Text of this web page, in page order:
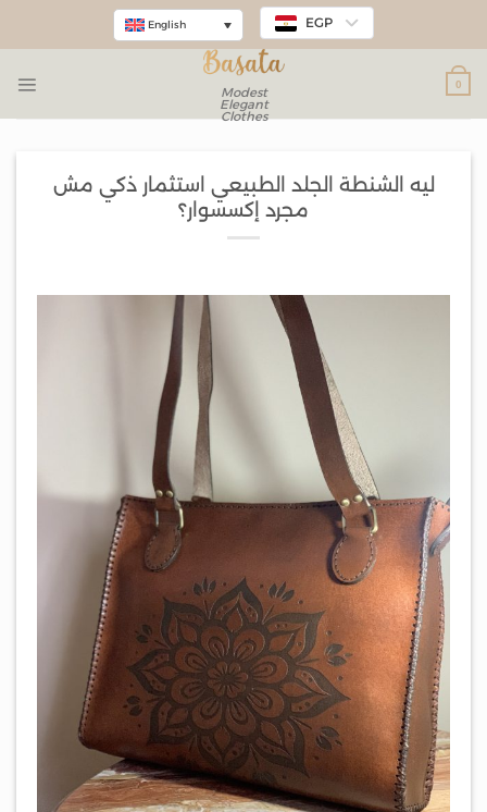
English EGP
Modest
Elegant
Clothes
0
ليه الشنطة الجلد الطبيعي استثمار ذكي مش
مجرد إكسسوار؟